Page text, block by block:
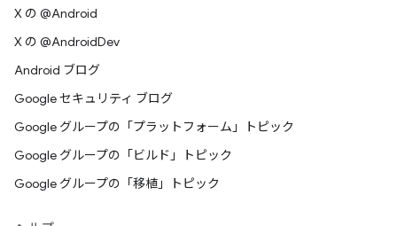
X の @Android
X の @AndroidDev
Android ブログ
Google セキュリティ ブログ
Google グループの「プラットフォーム」トピック
Google グループの「ビルド」トピック
Google グループの「移植」トピック